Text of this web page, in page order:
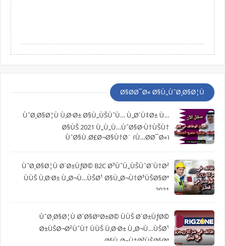
Ø§Ø­Ø¯Ø« Ø§Ù„ÙˆØ¸Ø§Ø¦Ù
ÙˆØ¸Ø§Ø¦Ù Ù‚Ø·Ø± Ø§Ù„ÙŠÙˆÙ… Ù„Ø´Ù‡Ø± Ù…
Ø§ÙŠ 2021 Ù„Ù„Ù…ÙˆØ§Ø·Ù†ÙŠÙ†
ÙˆØ§Ù„Ø£Ø¬Ø§Ù†Ø¨ (Ù…Ø­Ø¯Ø«)
ÙˆØ¸Ø§Ø¦Ù Ø´Ø±ÙƒØ© B2C Ø³ÙˆÙ„ÙŠÙˆØ´Ù†Ø²
ÙÙŠ Ù‚Ø·Ø± Ù„Ø¬Ù…ÙŠØ¹ Ø§Ù„Ø¬Ù†Ø³ÙŠØ§Øª
2021
ÙˆØ¸Ø§Ø¦Ù Ø´Ø§ØºØ±Ø© ÙÙŠ Ø´Ø±ÙƒØ©
Ø±ÙŠØ¬Ø²ÙˆÙ† ÙÙŠ Ù‚Ø·Ø± Ù„Ø¬Ù…ÙŠØ¹
Ø§Ù„Ø¬Ù†Ø³ÙŠØ§Øª